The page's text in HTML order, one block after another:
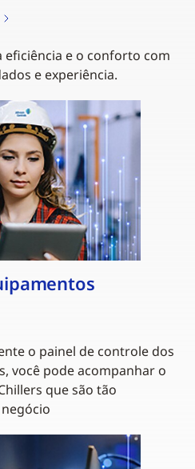
eficiência e o conforto com
e experiência.
o painel de controle dos
você pode acompanhar o
que são tão